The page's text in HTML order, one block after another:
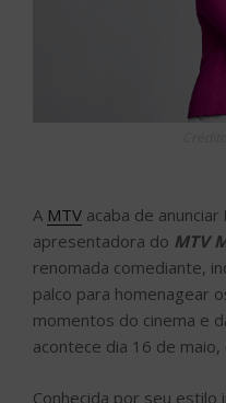
A MTV acaba de anunciar
apresentadora do MTV
renomada comediante,
palco para homenagear
momentos do cinema e
acontece dia 16 de maio,
Conhecida por seu estilo